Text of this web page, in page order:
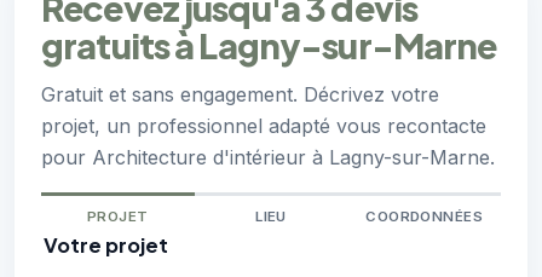
gratuits à Lagny-sur-Marne
Gratuit et sans engagement. Décrivez votre
projet, un professionnel adapté vous recontacte
pour Architecture d'intérieur à Lagny-sur-Marne.
PROJET LIEU COORDONNÉES
Votre projet